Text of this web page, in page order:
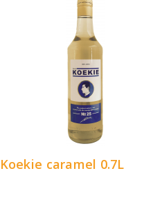
Koekie caramel 0.7L